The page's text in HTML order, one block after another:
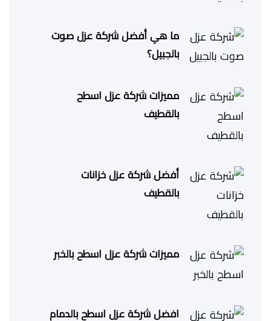
ما هي أفضل شركة عزل صوت
بالجبيل؟
مميزات شركة عزل اسطح
بالقطيف
أفضل شركة عزل خزانات
بالقطيف
مميزات شركة عزل اسطح بالخبر
افضل شركة عزل اسطح بالدمام